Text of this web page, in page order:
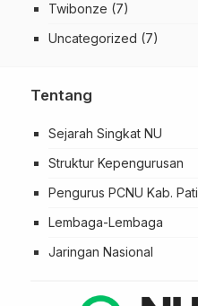
Twibonze (7)
Uncategorized (7)
Tentang
Sejarah Singkat NU
Struktur Kepengurusan
Pengurus PCNU Kab. Pati
Lembaga-Lembaga
Jaringan Nasional